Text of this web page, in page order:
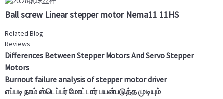
Ball screw Linear stepper motor Nema11 11HS
Related Blog
Reviews
Differences Between Stepper Motors And Servo Stepper
Motors
Burnout failure analysis of stepper motor driver
எப்படி நாம் ஸ்டெப்பர் மோட்டார் பயன்படுத்த முடியும்